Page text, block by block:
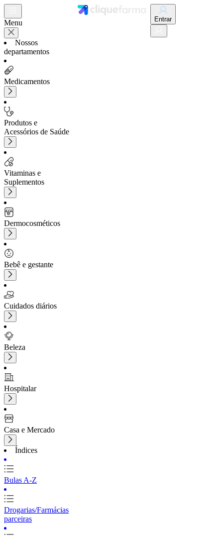
Menu
Nossos
departamentos
Medicamentos
Produtos e
Acessórios de Saúde
Vitaminas e
Suplementos
Dermocosméticos
Bebê e gestante
Cuidados diários
Beleza
Hospitalar
Casa e Mercado
Índices
Bulas A-Z
Drogarias/Farmácias
parceiras
Entrar